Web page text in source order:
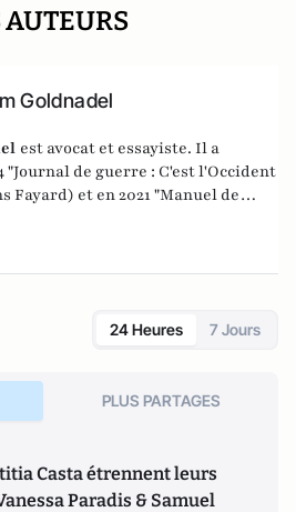
AUTEURS
Goldnadel
est avocat et essayiste. Il a
"Journal de guerre : C'est l'Occident
Fayard) et en 2021 "Manuel de
gauche" (Les Nouvelles
24 Heures 7 Jours
PLUS PARTAGES
Casta étrennent leurs
Paradis & Samuel